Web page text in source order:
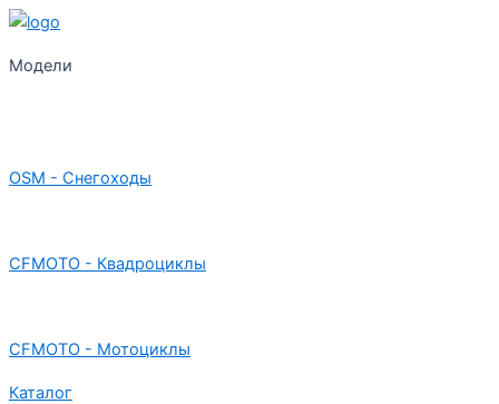
Модели
OSM - Снегоходы
CFMOTO - Квадроциклы
CFMOTO - Мотоциклы
Каталог